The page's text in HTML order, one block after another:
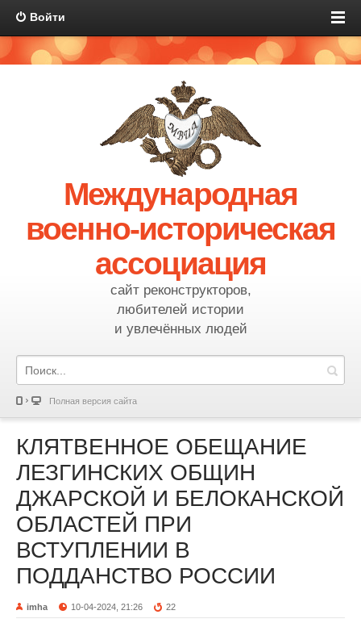
Войти
Международная
военно-историческая
ассоциация
сайт реконструкторов,
любителей истории
и увлечённых людей
Полная версия сайта
КЛЯТВЕННОЕ ОБЕЩАНИЕ
ЛЕЗГИНСКИХ ОБЩИН
ДЖАРСКОЙ И БЕЛОКАНСКОЙ
ОБЛАСТЕЙ ПРИ
ВСТУПЛЕНИИ В
ПОДДАНСТВО РОССИИ
imha 10-04-2024, 21:26 22